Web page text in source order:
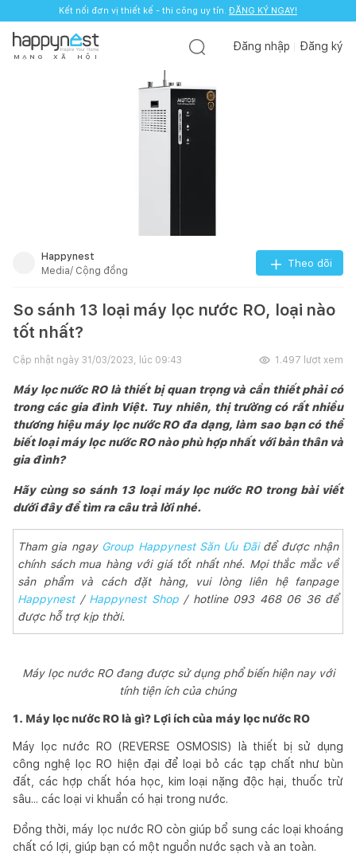
Kết nối đơn vị thiết kế - thi công uy tín. ĐĂNG KÝ NGAY!
M Ạ N G X Ã H Ộ I
Đăng nhập Đăng ký
Happynest
Media/ Cộng đồng
Theo dõi
So sánh 13 loại máy lọc nước RO, loại nào
tốt nhất?
Cập nhật ngày 31/03/2023, lúc 09:43 1.497 lượt xem
Máy lọc nước RO là thiết bị quan trọng và cần thiết phải có
trong các gia đình Việt. Tuy nhiên, thị trường có rất nhiều
thương hiệu máy lọc nước RO đa dạng, làm sao bạn có thể
biết loại máy lọc nước RO nào phù hợp nhất với bản thân và
gia đình?
Hãy cùng so sánh 13 loại máy lọc nước RO trong bài viết
dưới đây để tìm ra câu trả lời nhé.
Tham gia ngay Group Happynest Săn Ưu Đãi để được nhận
chính sách mua hàng với giá tốt nhất nhé. Mọi thắc mắc về
sản phẩm và cách đặt hàng, vui lòng liên hệ fanpage
Happynest/ Happynest Shop/ hotline 093 468 06 36 để
được hỗ trợ kịp thời.
Máy lọc nước RO đang được sử dụng phổ biến hiện nay với
tính tiện ích của chúng
1. Máy lọc nước RO là gì? Lợi ích của máy lọc nước RO
Máy lọc nước RO (REVERSE OSMOSIS) là thiết bị sử dụng
công nghệ lọc RO hiện đại để loại bỏ các tạp chất như bùn
đất, các hợp chất hóa học, kim loại nặng độc hại, thuốc trừ
sâu... các loại vi khuẩn có hại trong nước.
Đồng thời, máy lọc nước RO còn giúp bổ sung các loại khoáng
chất có lợi, giúp bạn có một nguồn nước sạch và an toàn.